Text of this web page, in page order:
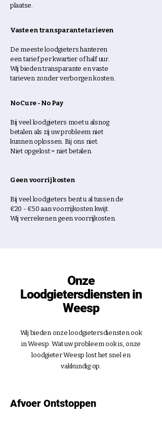
plaatse.
Vaste en transparante tarieven
De meeste loodgieters hanteren
een tarief per kwartier of half uur.
Wij bieden transparante en vaste
tarieven zonder verborgen kosten.
No Cure - No Pay
Bij veel loodgieters moet u alsnog
betalen als zij uw probleem niet
kunnen oplossen. Bij ons niet.
Niet opgelost = niet betalen.
Geen voorrijkosten
Bij veel loodgieters bent u al tussen de
€20 - €50 aan voorrijkosten kwijt.
Wij verrekenen geen voorrijkosten.
Onze
Loodgietersdiensten in
Weesp
Wij bieden onze loodgietersdiensten ook
in Weesp. Wat uw probleem ook is, onze
loodgieter Weesp lost het snel en
vakkundig op.
Afvoer Ontstoppen